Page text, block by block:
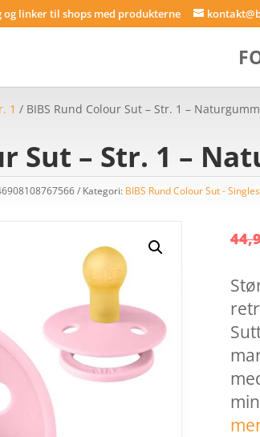
og linker til shops med produkterne
1 / BIBS Rund Colour Sut – Str. 1 –
Sut – Str. 1 –
Kategori: BIBS Rund Colour Sut -